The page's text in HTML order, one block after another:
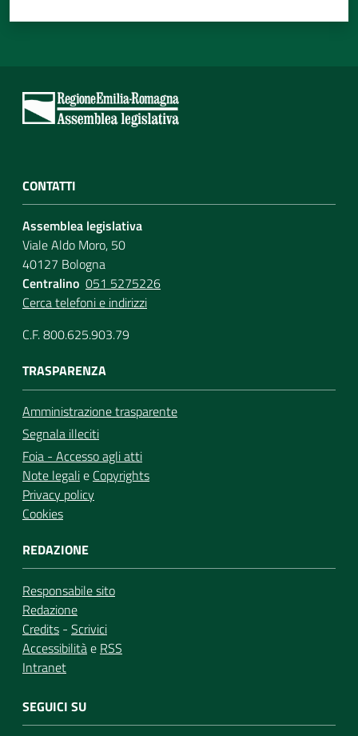
CONTATTI
Assemblea legislativa
Viale Aldo Moro, 50
40127 Bologna
Centralino 051 5275226
Cerca telefoni e indirizzi
C.F. 800.625.903.79
TRASPARENZA
Amministrazione trasparente
Segnala illeciti
Foia - Accesso agli atti
Note legalie Copyrights
Privacy policy
Cookies
REDAZIONE
Responsabile sito
Redazione
Credits - Scrivici
Accessibilitàe RSS
Intranet
SEGUICI SU